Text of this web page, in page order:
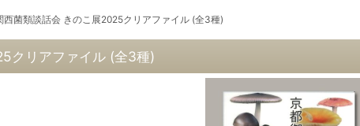
西菌類談話会 きのこ展2025クリアファイル (全3種)
クリアファイル (全3種)